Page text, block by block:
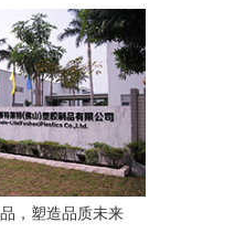
，塑造品质未来